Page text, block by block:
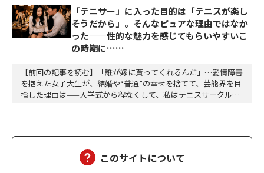
「テニサー」に入った目的は「テニスが楽し
そうだから」。そんなピュアな理由ではなか
った——性的な魅力を感じてもらいやすいこ
の時期に……
【前回の記事を読む】「誰が嫁に貰ってくれるんだ」…愛情障害
を抱えた女子大生が、結婚や“普通”の幸せを捨てて、芸能界を目
指した理由は——入学式から程なくして、私はテニスサークルに
は打算的なものだ。そのサークルのSNSをリサーチ…
このサイトについて